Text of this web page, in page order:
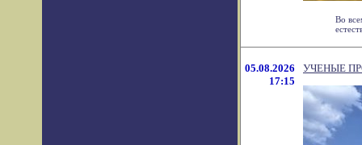
Во
05.08.2026
17:15
УЧЕНЫЕ